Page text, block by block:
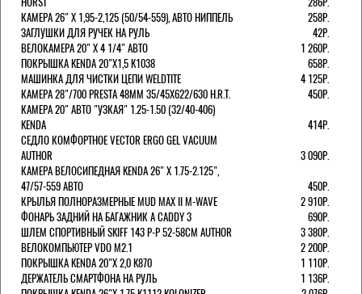
КАМЕРА 26" X 1,95-2,125 (50/54-559), АВТО НИППЕЛЬ
258Р.
ЗАГЛУШКИ ДЛЯ РУЧЕК НА РУЛЬ
42Р.
ВЕЛОКАМЕРА 20" Х 4 1/4" АВТО
1 260Р.
ПОКРЫШКА KENDA 20"Х1,5 K1038
658Р.
МАШИНКА ДЛЯ ЧИСТКИ ЦЕПИ WELDTITE
4 125Р.
КАМЕРА 28"/700 PRESTA 48ММ 35/45Х622/630 H.R.T.
450Р.
КАМЕРА 20" АВТО "УЗКАЯ" 1.25-1.50 (32/40-406)
KENDA
414Р.
СЕДЛО КОМФОРТНОЕ VECTOR ERGO GEL VACUUM
AUTHOR
3 090Р.
КАМЕРА ВЕЛОСИПЕДНАЯ KENDA 26" Х 1.75-2.125",
47/57-559 АВТО
450Р.
КРЫЛЬЯ ПОЛНОРАЗМЕРНЫЕ MUD MAX II M-WAVE
2 910Р.
ФОНАРЬ ЗАДНИЙ НА БАГАЖНИК A CADDY 3
690Р.
ШЛЕМ СПОРТИВНЫЙ SKIFF 143 Р-Р 52-58СМ AUTHOR
3 380Р.
ВЕЛОКОМПЬЮТЕР VDO M2.1
2 200Р.
ПОКРЫШКА KENDA 20"Х 2,0 K870
1 110Р.
ДЕРЖАТЕЛЬ СМАРТФОНА НА РУЛЬ
1 136Р.